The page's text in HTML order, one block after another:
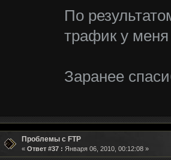
По
трафик у
Заранее
Проблемы с FTP
« Ответ #37 : Января 06, 2010, 00:12:08 »